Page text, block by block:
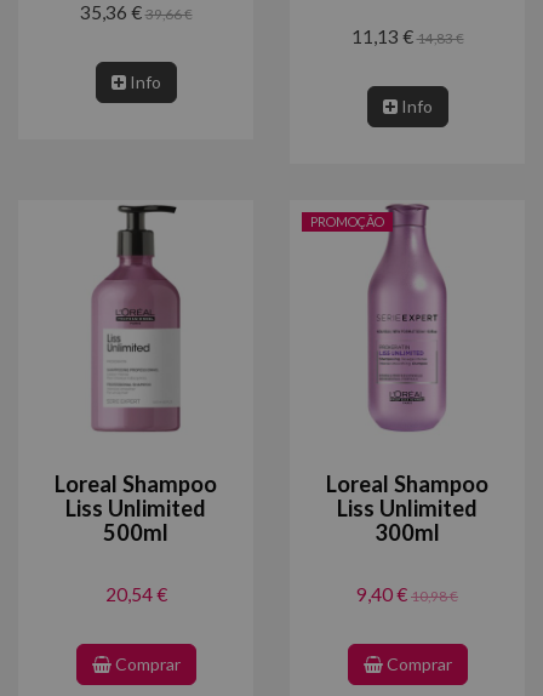
35,36 €39,66 €
Info
11,13 €14,83 €
Info
Loreal Shampoo
Liss Unlimited
500ml
20,54 €
Comprar
PROMOÇÃO
Loreal Shampoo
Liss Unlimited
300ml
9,40 € 10,98 €
Comprar